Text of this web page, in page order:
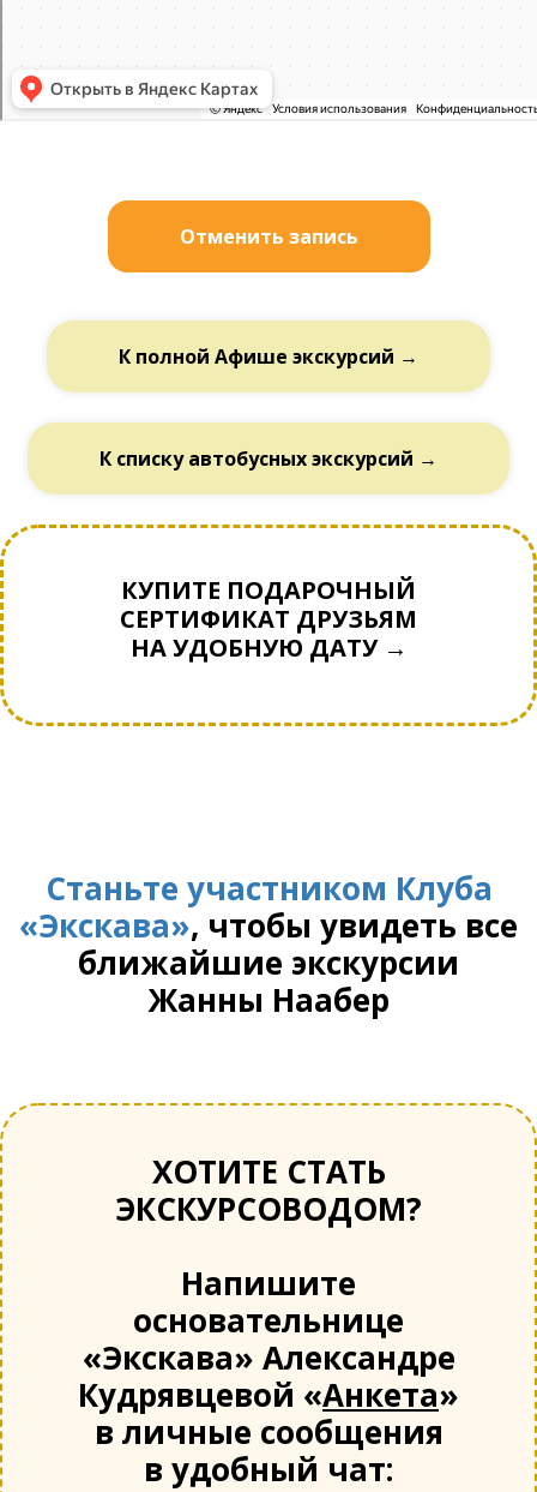
Отменить запись
К полной Афише экскурсий →
К списку автобусных экскурсий →
КУПИТЕ ПОДАРОЧНЫЙ
СЕРТИФИКАТ ДРУЗЬЯМ
НА УДОБНУЮ ДАТУ →
Станьте участником Клуба
«Экскава», чтобы увидеть все
ближайшие экскурсии
Жанны Наабер
ХОТИТЕ СТАТЬ
ЭКСКУРСОВОДОМ?
Напишите
основательнице
«Экскава» Александре
Кудрявцевой «Анкета»
в личные сообщения
в удобный чат: